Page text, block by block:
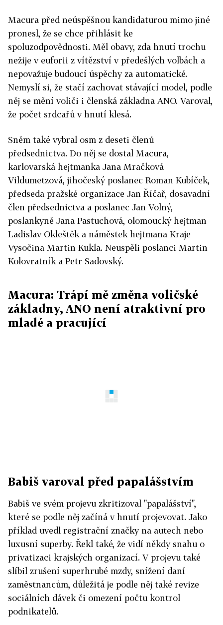
Macura před neúspěšnou kandidaturou mimo jiné
pronesl, že se chce přihlásit ke
spoluzodpovědnosti. Měl obavy, zda hnutí trochu
nežije v euforii z vítězství v předešlých volbách a
nepovažuje budoucí úspěchy za automatické.
Nemyslí si, že stačí zachovat stávající model, podle
něj se mění voliči i členská základna ANO. Varoval,
že počet srdcařů v hnutí klesá.
Sněm také vybral osm z deseti členů
předsednictva. Do něj se dostal Macura,
karlovarská hejtmanka Jana Mračková
Vildumetzová, jihočeský poslanec Roman Kubíček,
předseda pražské organizace Jan Říčař, dosavadní
člen předsednictva a poslanec Jan Volný,
poslankyně Jana Pastuchová, olomoucký hejtman
Ladislav Okleštěk a náměstek hejtmana Kraje
Vysočina Martin Kukla. Neuspěli poslanci Martin
Kolovratník a Petr Sadovský.
Macura: Trápí mě změna voličské
základny, ANO není atraktivní pro
mladé a pracující
Babiš varoval před papalášstvím
Babiš ve svém projevu zkritizoval "papalášství",
které se podle něj začíná v hnutí projevovat. Jako
příklad uvedl registrační značky na autech nebo
luxusní superby. Řekl také, že vidí někdy snahu o
privatizaci krajských organizací. V projevu také
slíbil zrušení superhrubé mzdy, snížení daní
zaměstnancům, důležitá je podle něj také revize
sociálních dávek či omezení počtu kontrol
podnikatelů.